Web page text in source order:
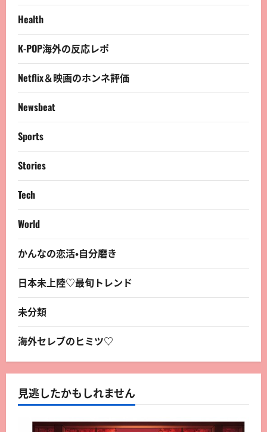
Health
K-POP海外の反応レポ
Netflix＆映画のホンネ評価
Newsbeat
Sports
Stories
Tech
World
かんなの恋活・自分磨き
日本未上陸♡最旬トレンド
未分類
海外セレブのヒミツ♡
見逃したかもしれません